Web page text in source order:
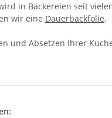
in Bäckereien seit
wir eine Dauerbackfolie.
und Absetzen Ihrer